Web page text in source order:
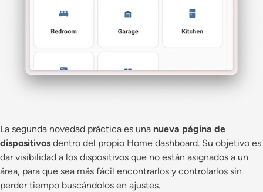
La segunda novedad práctica es una nueva página de
dispositivos dentro del propio Home dashboard. Su objetivo es
dar visibilidad a los dispositivos que no están asignados a un
área, para que sea más fácil encontrarlos y controlarlos sin
perder tiempo buscándolos en ajustes.